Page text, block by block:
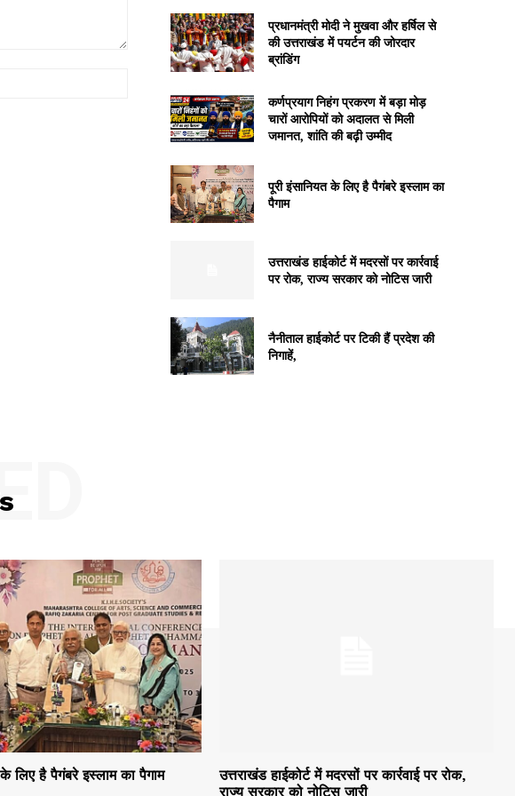
Website:
प्रधानमंत्री मोदी ने मुखवा और हर्षिल से
की उत्तराखंड में पयर्टन की जोरदार
ब्रांडिंग
कर्णप्रयाग निहंग प्रकरण में बड़ा मोड़
चारों आरोपियों को अदालत से मिली
जमानत, शांति की बढ़ी उम्मीद
पूरी इंसानियत के लिए है पैगंबरे इस्लाम का
पैगाम
उत्तराखंड हाईकोर्ट में मदरसों पर कार्रवाई
पर रोक, राज्य सरकार को नोटिस जारी
नैनीताल हाईकोर्ट पर टिकी हैं प्रदेश की
निगाहें,
लिए है पैगंबरे इस्लाम का पैगाम
उत्तराखंड हाईकोर्ट में मदरसों पर कार्रवाई पर रोक,
राज्य सरकार को नोटिस जारी